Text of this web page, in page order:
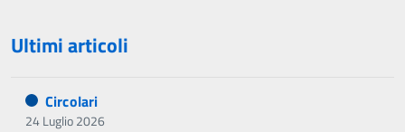
Ultimi articoli
Circolari
24 Luglio 2026